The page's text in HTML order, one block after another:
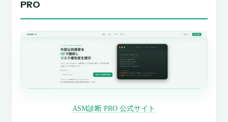
PRO
ASM診断 PRO 公式サイト